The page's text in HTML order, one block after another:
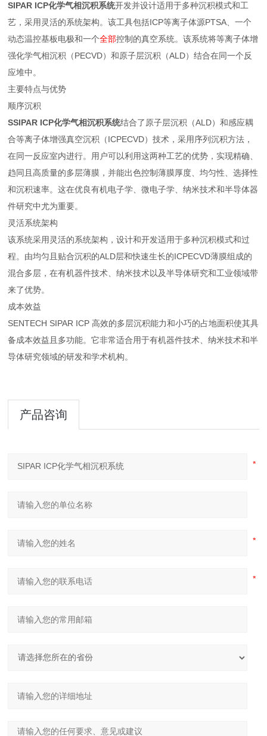
SIPAR ICP化学气相沉积系统开发并设计适用于多种沉积模式和工
艺，采用灵活的系统架构。该工具包括ICP等离子体源PTSA、一个
动态温控基板电极和一个全部控制的真空系统。该系统将等离子体增
强化学气相沉积（PECVD）和原子层沉积（ALD）结合在同一个反
应堆中。
主要特点与优势
顺序沉积
SSIPAR ICP化学气相沉积系统结合了原子层沉积（ALD）和感应耦
合等离子体增强真空沉积（ICPECVD）技术，采用序列沉积方法，
在同一反应室内进行。用户可以利用这两种工艺的优势，实现精确、
趋同且高质量的多层薄膜，并能出色控制薄膜厚度、均匀性、选择性
和沉积速率。这在优良有机电子学、微电子学、纳米技术和半导体器
件研究中尤为重要。
灵活系统架构
该系统采用灵活的系统架构，设计和开发适用于多种沉积模式和过
程。由均匀且贴合沉积的ALD层和快速生长的ICPECVD薄膜组成的
混合多层，在有机器件技术、纳米技术以及半导体研究和工业领域带
来了优势。
成本效益
SENTECH SIPAR ICP 高效的多层沉积能力和小巧的占地面积使其具
备成本效益且多功能。它非常适合用于有机器件技术、纳米技术和半
导体研究领域的研发和学术机构。
产品咨询